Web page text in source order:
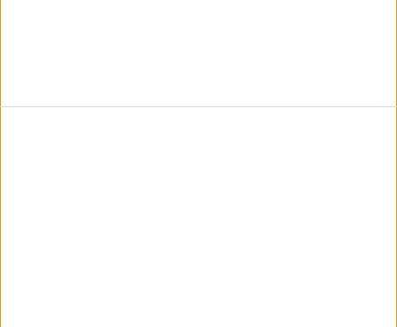
José Eduardo dos Santos